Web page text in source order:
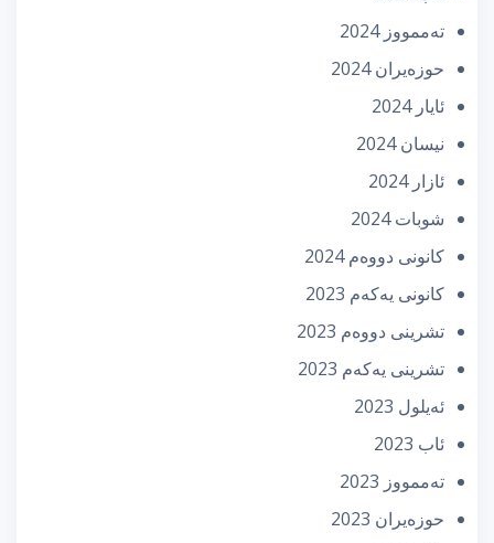
تەممووز 2024
حوزه‌یران 2024
ئایار 2024
نیسان 2024
ئازار 2024
شوبات 2024
كانونی دووه‌م 2024
كانونی یه‌كه‌م 2023
تشرینی دووه‌م 2023
تشرینی یه‌كه‌م 2023
ئه‌یلول 2023
ئاب 2023
تەممووز 2023
حوزه‌یران 2023